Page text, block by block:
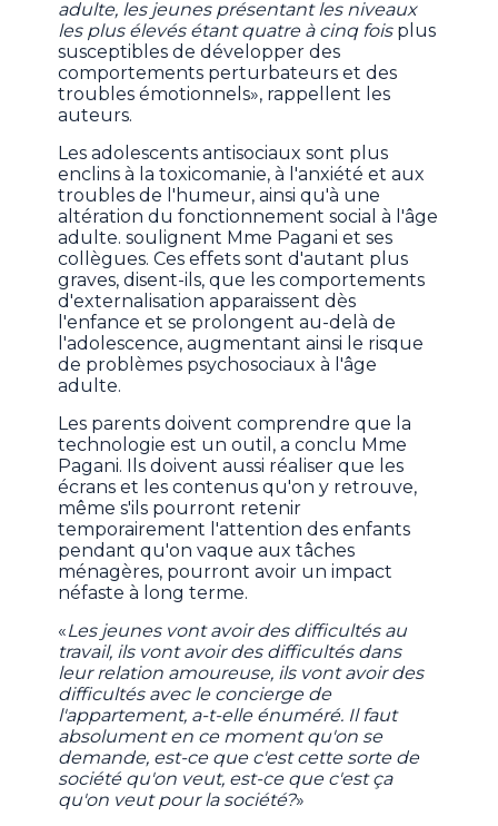
adulte, les jeunes présentant les niveaux
les plus élevés étant quatre à cinq fois plus
susceptibles de développer des
comportements perturbateurs et des
troubles émotionnels», rappellent les
auteurs.
Les adolescents antisociaux sont plus
enclins à la toxicomanie, à l'anxiété et aux
troubles de l'humeur, ainsi qu'à une
altération du fonctionnement social à l'âge
adulte. soulignent Mme Pagani et ses
collègues. Ces effets sont d'autant plus
graves, disent-ils, que les comportements
d'externalisation apparaissent dès
l'enfance et se prolongent au-delà de
l'adolescence, augmentant ainsi le risque
de problèmes psychosociaux à l'âge
adulte.
Les parents doivent comprendre que la
technologie est un outil, a conclu Mme
Pagani. Ils doivent aussi réaliser que les
écrans et les contenus qu'on y retrouve,
même s'ils pourront retenir
temporairement l'attention des enfants
pendant qu'on vaque aux tâches
ménagères, pourront avoir un impact
néfaste à long terme.
«Les jeunes vont avoir des difficultés au
travail, ils vont avoir des difficultés dans
leur relation amoureuse, ils vont avoir des
difficultés avec le concierge de
l'appartement, a-t-elle énuméré. Il faut
absolument en ce moment qu'on se
demande, est-ce que c'est cette sorte de
société qu'on veut, est-ce que c'est ça
qu'on veut pour la société?»